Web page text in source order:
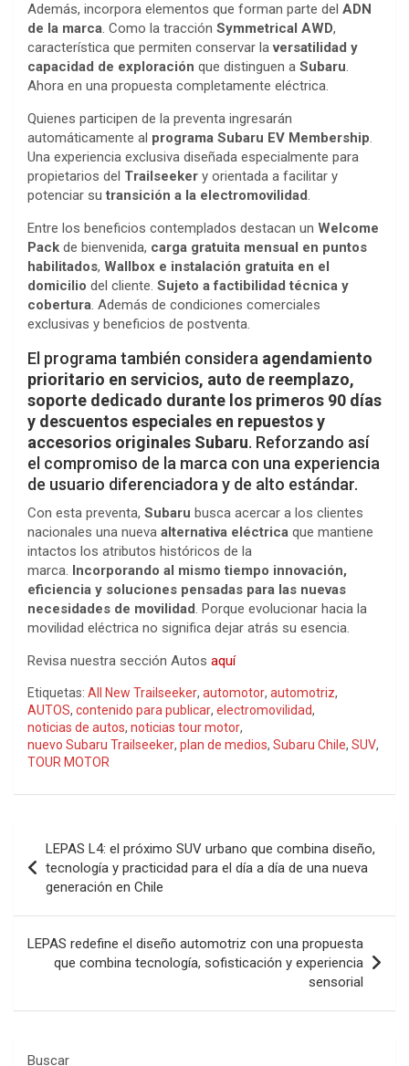
Además, incorpora elementos que forman parte del ADN
de la marca. Como la tracción Symmetrical AWD,
característica que permiten conservar laversatilidad y
capacidad de exploración que distinguen a Subaru.
Ahora en una propuesta completamente eléctrica.
Quienes participen de la preventa ingresarán
automáticamente al programa Subaru EV Membership.
Una experiencia exclusiva diseñada especialmente para
propietarios del Trailseeker y orientada a facilitar y
potenciar sutransición a la electromovilidad.
Entre los beneficios contemplados destacan un Welcome
Pack de bienvenida, carga gratuita mensual en puntos
habilitados, Wallbox e instalación gratuita en el
domicilio del cliente. Sujeto a factibilidad técnica y
cobertura. Además de condiciones comerciales
exclusivas y beneficios de postventa.
El programa también considera agendamiento
prioritario en servicios, auto de reemplazo,
soporte dedicado durante los primeros 90 días
y descuentos especiales en repuestos y
accesorios originales Subaru. Reforzando así
el compromiso de la marca con una experiencia
de usuario diferenciadora y de alto estándar.
Con esta preventa, Subaru busca acercar a los clientes
nacionales una nueva alternativa eléctrica que mantiene
intactos los atributos históricos de la
marca. Incorporando al mismo tiempo innovación,
eficiencia y soluciones pensadas para las nuevas
necesidades de movilidad. Porque evolucionar hacia la
movilidad eléctrica no significa dejar atrás su esencia.
Revisa nuestra sección Autos aquí
Etiquetas: All New Trailseeker, automotor, automotriz,
AUTOS, contenido para publicar, electromovilidad,
noticias de autos, noticias tour motor,
nuevo Subaru Trailseeker, plan de medios, Subaru Chile, SUV,
TOUR MOTOR
de
entradas
LEPAS L4: el próximo SUV urbano que combina diseño,
tecnología y practicidad para el día a día de una nueva
generación en Chile
LEPAS redefine el diseño automotriz con una propuesta
que combina tecnología, sofisticación y experiencia
sensorial
Buscar